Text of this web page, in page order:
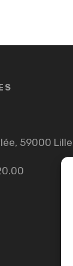
59000 Lille